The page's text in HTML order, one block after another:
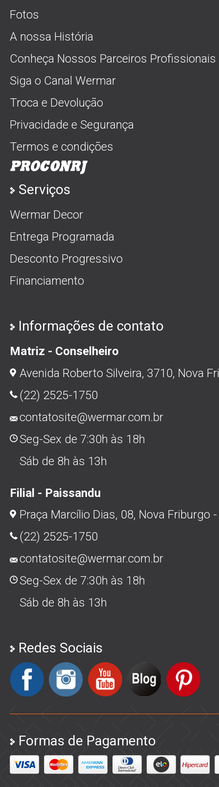
Fotos
A nossa História
Conheça Nossos Parceiros Profissionais
Siga o Canal Wermar
Troca e Devolução
Privacidade e Segurança
Termos e condições
Serviços
Wermar Decor
Entrega Programada
Desconto Progressivo
Financiamento
Informações de contato
Matriz - Conselheiro
Avenida Roberto Silveira, 3710, Nova
(22) 2525-1750
contatosite@wermar.com.br
Seg-Sex de 7:30h às 18h
Sáb de 8h às 13h
Filial - Paissandu
Praça Marcílio Dias, 08, Nova Friburgo
(22) 2525-1750
contatosite@wermar.com.br
Seg-Sex de 7:30h às 18h
Sáb de 8h às 13h
Redes Sociais
Formas de Pagamento